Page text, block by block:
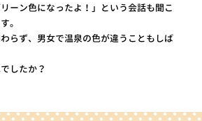
ーン色になったよ！」という会話も聞こ
。
らず、男女で温泉の色が違うこともしば
したか？